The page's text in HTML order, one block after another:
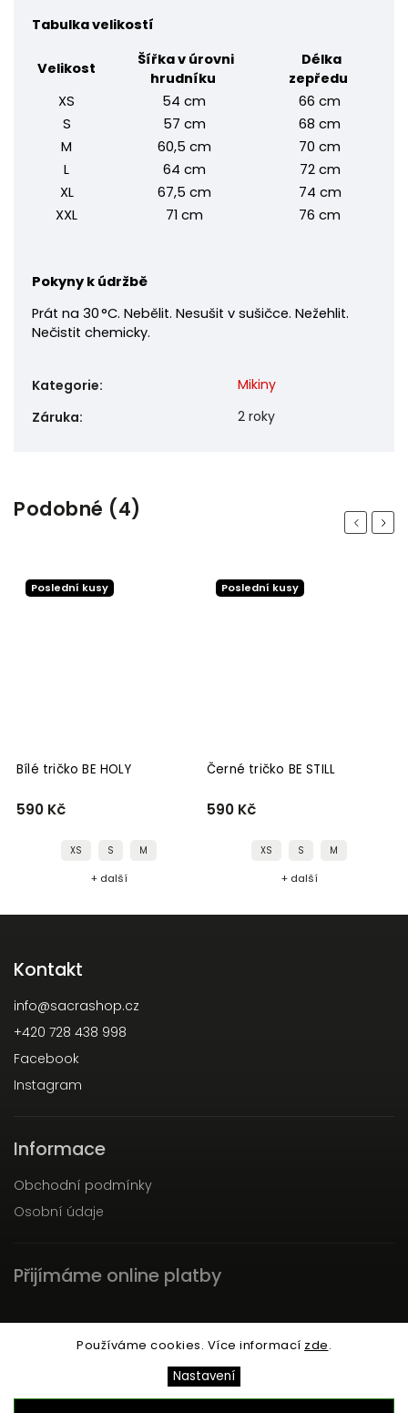
Používáme cookies. Více informací zde.
Nastavení
Tabulka velikostí
Velikost
Šířka v úrovni
hrudníku
Délka
zepředu
XS
54 cm
66 cm
S
57 cm
68 cm
M
60,5 cm
70 cm
L
64 cm
72 cm
XL
67,5 cm
74 cm
XXL
71 cm 76 cm
Pokyny k údržbě
Prát na 30 °C. Nebělit. Nesušit v sušičce. Nežehlit.
Nečistit chemicky.
Kategorie:
Mikiny
Záruka: 2 roky
Podobné (4) Previous
Poslední kusy
Bílé tričko BE HOLY
590 Kč
XS S M
+ další
Poslední kusy
Černé tričko BE STILL
590 Kč
XS S M
+ další
Next
Kontakt
info@sacrashop.cz
+420 728 438 998
Facebook
Instagram
Informace
Obchodní podmínky
Osobní údaje
Přijímáme online platby
SACRA. Všechna práva vyhrazena.